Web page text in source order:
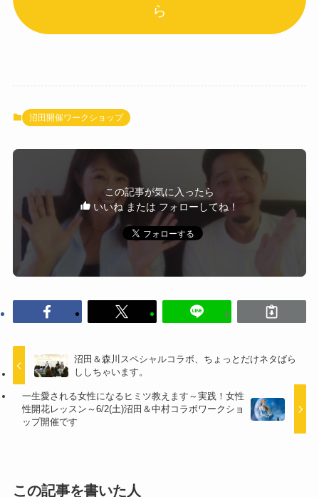
ら
沼田開催ワークショップ
この記事が気に入ったら
いいね または フォローしてね！
沼田＆森川スペシャルコラボ、ちょっとだけネタばら
ししちゃいます。
一生愛される女性になるヒミツ教えます～実践！女性
性開花レッスン～6/2(土)沼田＆中村コラボワークショ
ップ開催です
この記事を書いた人